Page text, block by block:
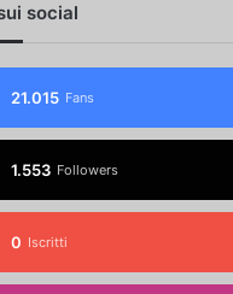
social
21.015 Fans
1.553 Followers
0 Iscritti